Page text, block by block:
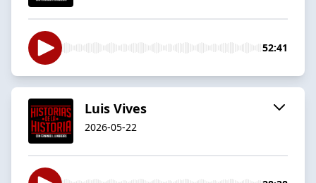
52:41
Luis Vives
2026-05-22